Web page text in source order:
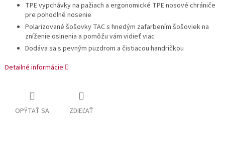
TPE vypchávky na pažiach a ergonomické TPE nosové chrániče
pre pohodlné nosenie
Polarizované šošovky TAC s hnedým zafarbením šošoviek na
zníženie oslnenia a pomôžu vám vidieť viac
Dodáva sa s pevným puzdrom a čistiacou handričkou
Detailné informácie
OPÝTAŤ SA ZDIEĽAŤ